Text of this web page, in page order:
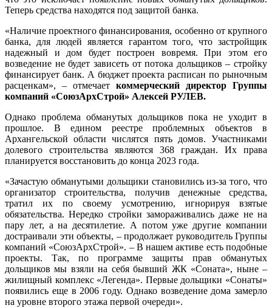
Теперь средства находятся под защитой банка.
«Наличие проектного финансирования, особенно от крупного
банка, для людей является гарантом того, что застройщик
надежный и дом будет построен вовремя. При этом его
возведение не будет зависеть от потока дольщиков – стройку
финансирует банк. А бюджет проекта расписан по рыночным
расценкам», – отмечает коммерческий директор Группы
компаний «СоюзАрхСтрой» Алексей РУЛЕВ.
Однако проблема обманутых дольщиков пока не уходит в
прошлое. В едином реестре проблемных объектов в
Архангельской области числятся пять домов. Участниками
долевого строительства являются 368 граждан. Их права
планируется восстановить до конца 2023 года.
«Зачастую обманутыми дольщики становились из-за того, что
организатор строительства, получив денежные средства,
тратил их по своему усмотрению, игнорируя взятые
обязательства. Нередко стройки замораживались даже не на
пару лет, а на десятилетие. А потом уже другие компании
достраивали эти объекты, – продолжает руководитель Группы
компаний «СоюзАрхСтрой». – В нашем активе есть подобные
проекты. Так, по программе защиты прав обманутых
дольщиков мы взяли на себя бывший ЖК «Соната», ныне –
жилищный комплекс «Легенда». Первые дольщики «Сонаты»
появились еще в 2006 году. Однако возведение дома замерло
на уровне второго этажа первой очереди».